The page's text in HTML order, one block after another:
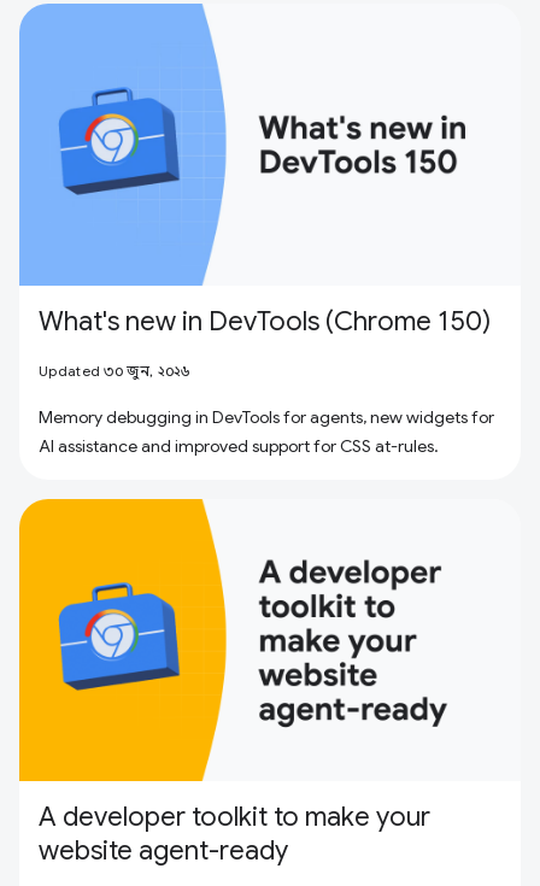
What's new in DevTools (Chrome 150)
Updated ৩০ জুন, ২০২৬
Memory debugging in DevTools for agents, new widgets for
AI assistance and improved support for CSS at-rules.
A developer toolkit to make your
website agent-ready